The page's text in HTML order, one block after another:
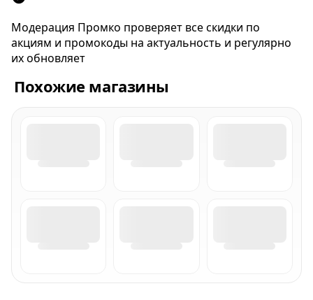
Модерация Промко проверяет все скидки по
акциям и промокоды на актуальность и регулярно
их обновляет
Похожие магазины